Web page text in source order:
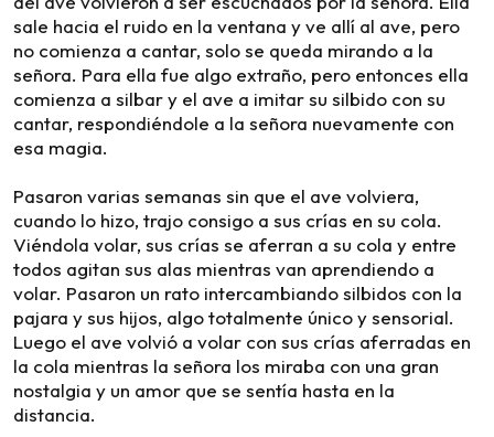
sale hacia el ruido en la ventana y ve allí al ave, pero
no comienza a cantar, solo se queda mirando a la
señora. Para ella fue algo extraño, pero entonces ella
comienza a silbar y el ave a imitar su silbido con su
cantar, respondiéndole a la señora nuevamente con
esa magia.
Pasaron varias semanas sin que el ave volviera,
cuando lo hizo, trajo consigo a sus crías en su cola.
Viéndola volar, sus crías se aferran a su cola y entre
todos agitan sus alas mientras van aprendiendo a
volar. Pasaron un rato intercambiando silbidos con la
pajara y sus hijos, algo totalmente único y sensorial.
Luego el ave volvió a volar con sus crías aferradas en
la cola mientras la señora los miraba con una gran
nostalgia y un amor que se sentía hasta en la
distancia.